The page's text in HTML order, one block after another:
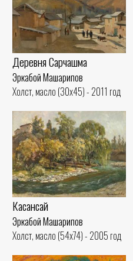
Деревня Сарчашма
Эркабой Машарипов
Холст, масло (30x45) - 2011 год
Касансай
Эркабой Машарипов
Холст, масло (54x74) - 2005 год